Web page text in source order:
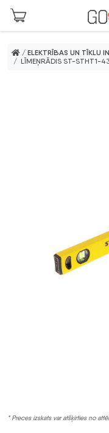
Skip to main content
/ ELEKTRĪBAS UN TĪKLU
/ LĪMEŅRĀDIS ST-STHT1-
* Preces izskats var atšķirties no